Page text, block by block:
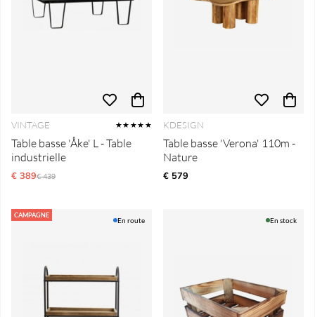
VINTAGE ★★★★★
Table basse 'Åke' L - Table
industrielle
€ 389Prix régulier:
€ 439
KDESIGN
Table basse 'Verona' 110m -
Nature
€ 579
CAMPAGNE
En route En stock